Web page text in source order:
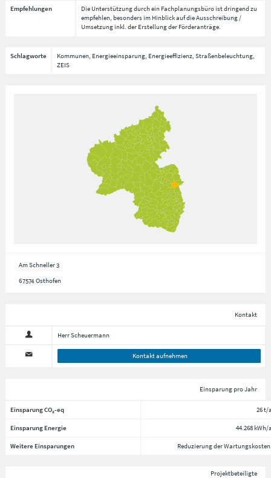
Empfehlungen
Die Unterstützung durch ein Fachplanungsbüro ist dringend zu
empfehlen, besonders im Hinblick auf die Ausschreibung /
Umsetzung inkl. der Erstellung der Förderanträge.
Schlagworte
Kommunen, Energieeinsparung, Energieeffizienz, Straßenbeleuchtung,
ZEIS
Am Schneller 3
67574 Osthofen
Kontakt
Herr Scheuermann
Kontakt aufnehmen
Einsparung pro Jahr
Einsparung CO₂-eq 26 t/
Einsparung Energie 44.268 kWh/
Weitere Einsparungen Reduzierung der
Projektbeteiligte